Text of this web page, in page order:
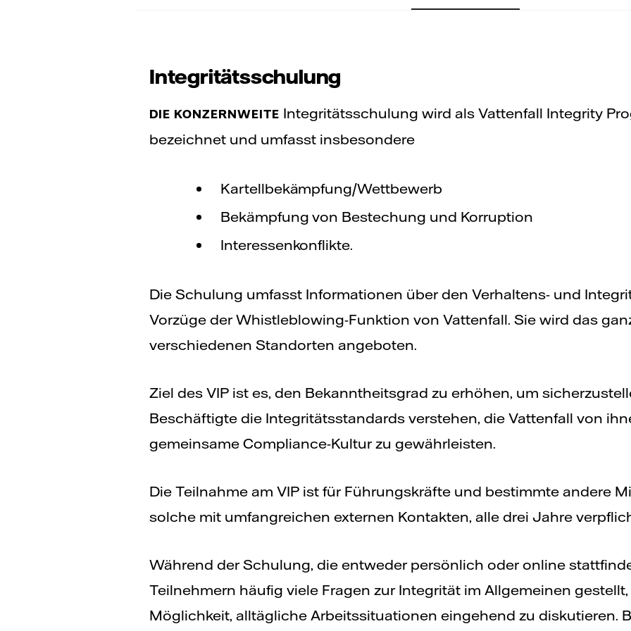
Integritätsschulung
DIE KONZERNWEITE Integritätsschulung wird als Vattenfall Integrity
bezeichnet und umfasst insbesondere
Kartellbekämpfung/Wettbewerb
Bekämpfung von Bestechung und Korruption
Interessenkonflikte.
Die Schulung umfasst Informationen über den Verhaltens- und
Vorzüge der Whistleblowing-Funktion von Vattenfall. Sie wird das
verschiedenen Standorten angeboten.
Ziel des VIP ist es, den Bekanntheitsgrad zu erhöhen, um
Beschäftigte die Integritätsstandards verstehen, die Vattenfall von
gemeinsame Compliance-Kultur zu gewährleisten.
Die Teilnahme am VIP ist für Führungskräfte und bestimmte andere
solche mit umfangreichen externen Kontakten, alle drei Jahre
Während der Schulung, die entweder persönlich oder online
Teilnehmern häufig viele Fragen zur Integrität im Allgemeinen
Möglichkeit, alltägliche Arbeitssituationen eingehend zu diskutieren.